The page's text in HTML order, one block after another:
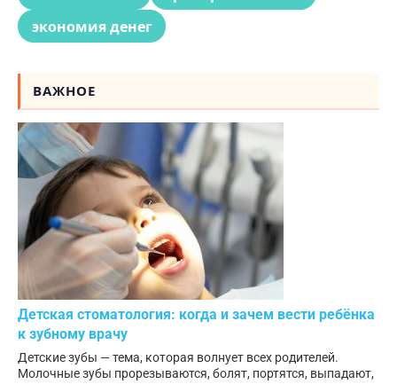
экономия денег
ВАЖНОЕ
Детская стоматология: когда и зачем вести ребёнка
к зубному врачу
Детские зубы — тема, которая волнует всех родителей.
Молочные зубы прорезываются, болят, портятся, выпадают,